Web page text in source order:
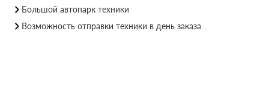
Большой автопарк техники
Возможность отправки техники в день заказа